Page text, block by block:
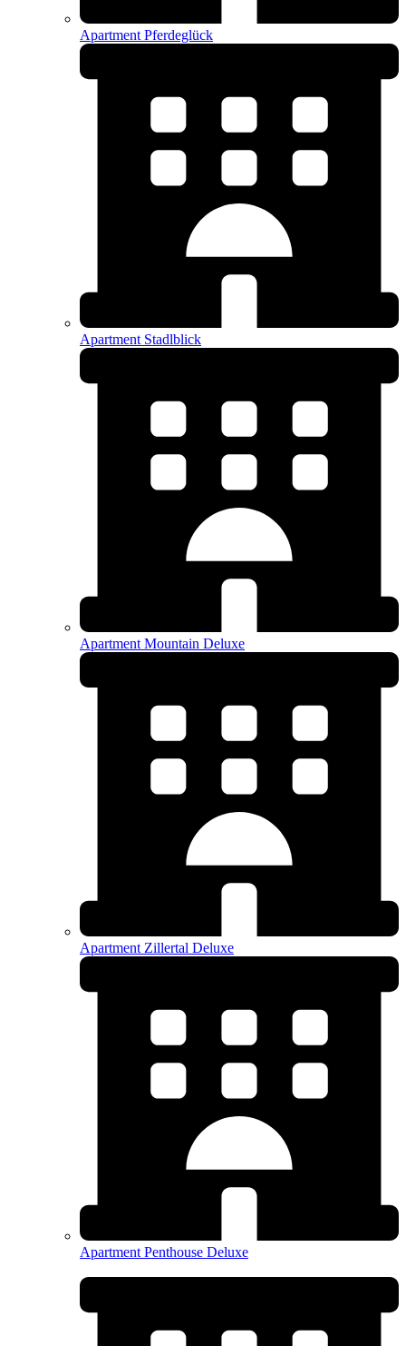
Apartment Pferdeglück
Apartment Stadlblick
Apartment Mountain Deluxe
Apartment Zillertal Deluxe
Apartment Penthouse Deluxe